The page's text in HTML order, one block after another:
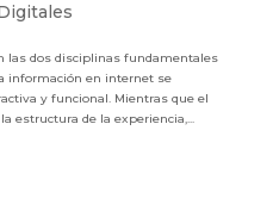
las dos disciplinas fundamentales
información en internet se
y funcional. Mientras que el
estructura de la experiencia,...